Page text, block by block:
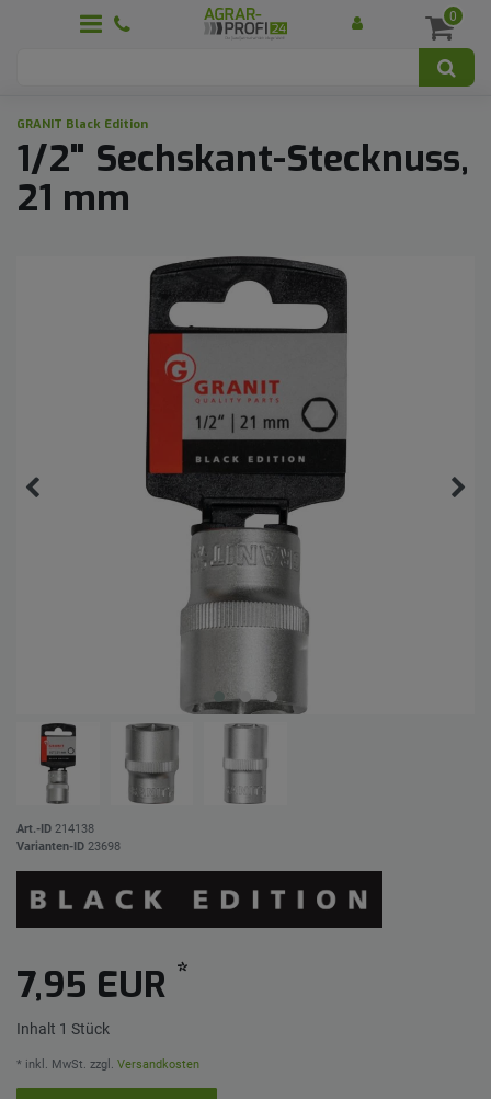
0
GRANIT Black Edition
1/2" Sechskant-Stecknuss,
21 mm
Art.-ID 214138
Varianten-ID 23698
7,95 EUR *
Inhalt 1 Stück
* inkl. MwSt. zzgl. Versandkosten